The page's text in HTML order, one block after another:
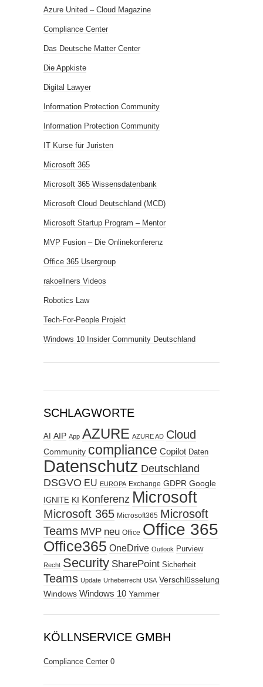
Azure United – Cloud Magazine
Compliance Center
Das Deutsche Matter Center
Die Appkiste
Digital Lawyer
Information Protection Community
Information Protection Community
IT Kurse für Juristen
Microsoft 365
Microsoft 365 Wissensdatenbank
Microsoft Cloud Deutschland (MCD)
Microsoft Startup Program – Mentor
MVP Fusion – Die Onlinekonferenz
Office 365 Usergroup
rakoellners Videos
Robotics Law
Tech-For-People Projekt
Windows 10 Insider Community Deutschland
SCHLAGWORTE
AI AIP App AZURE AZURE AD Cloud
Community compliance Copilot Daten
Datenschutz Deutschland
DSGVO EU EUROPA Exchange GDPR Google
IGNITE KI Konferenz Microsoft
Microsoft 365 Microsoft365 Microsoft
Teams MVP neu Office Office 365
Office365 OneDrive Outlook Purview
Recht Security SharePoint Sicherheit
Teams Update Urheberrecht USA Verschlüsselung
Windows Windows 10 Yammer
KÖLLNSERVICE GMBH
Compliance Center 0